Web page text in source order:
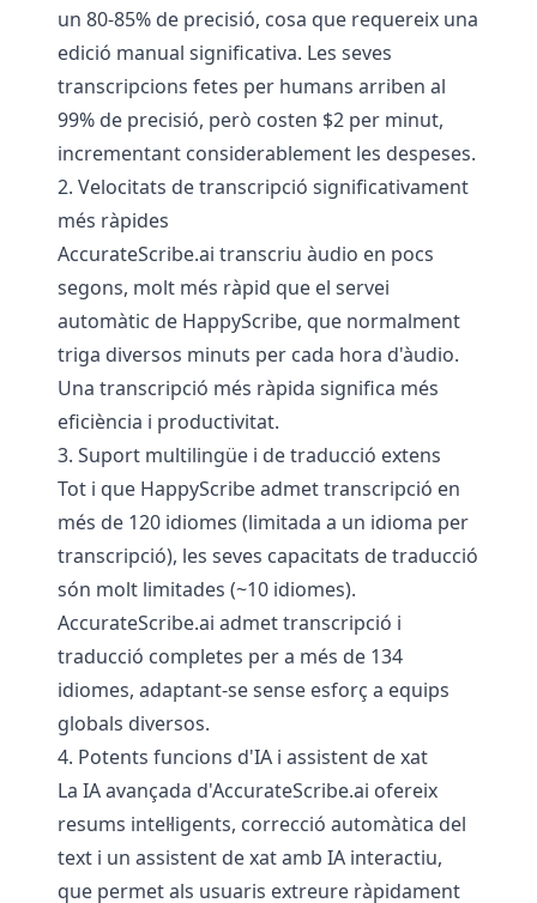
un 80-85% de precisió, cosa que requereix una
edició manual significativa. Les seves
transcripcions fetes per humans arriben al
99% de precisió, però costen $2 per minut,
incrementant considerablement les despeses.
2. Velocitats de transcripció significativament
més ràpides
AccurateScribe.ai transcriu àudio en pocs
segons, molt més ràpid que el servei
automàtic de HappyScribe, que normalment
triga diversos minuts per cada hora d'àudio.
Una transcripció més ràpida significa més
eficiència i productivitat.
3. Suport multilingüe i de traducció extens
Tot i que HappyScribe admet transcripció en
més de 120 idiomes (limitada a un idioma per
transcripció), les seves capacitats de traducció
són molt limitades (~10 idiomes).
AccurateScribe.ai admet transcripció i
traducció completes per a més de 134
idiomes, adaptant-se sense esforç a equips
globals diversos.
4. Potents funcions d'IA i assistent de xat
La IA avançada d'AccurateScribe.ai ofereix
resums intel·ligents, correcció automàtica del
text i un assistent de xat amb IA interactiu,
que permet als usuaris extreure ràpidament